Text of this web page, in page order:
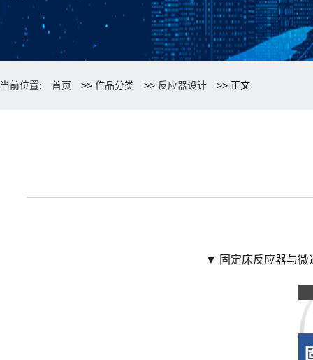
当前位置: 首页 >> 作品分类 >> 反应器设计 >> 正文
▼ 固定床反应器与